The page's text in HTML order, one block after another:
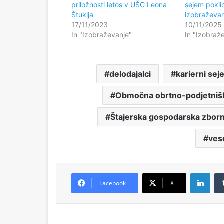
priložnosti letos v UŠC Leona
Štuklja
17/11/2023
In "Izobraževanje"
sejem
10/11/2025
In
delodajalci karierni
Območna obrtno-
Štajerska gospodarska
Facebook X